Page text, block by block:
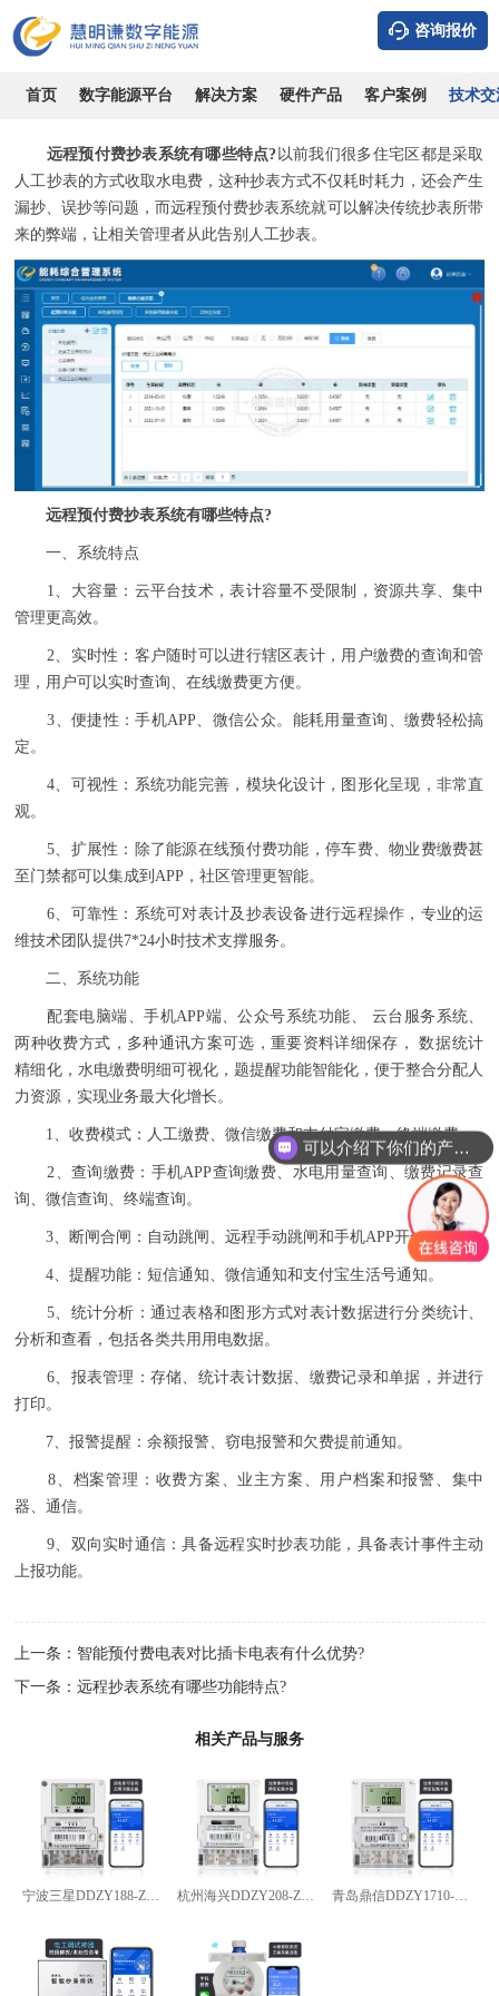
咨询报价
首页 数字能源平台 解决方案 硬件产品 客户案例 技术交
远程预付费抄表系统有哪些特点?
时间：2026-08-06 浏览：5922 作者：admin
远程预付费抄表系统有哪些特点? 以前我们很多住宅区都是采取
人工抄表的方式收取水电费，这种抄表方式不仅耗时耗力，还会产生
漏抄、误抄等问题，而远程预付费抄表系统就可以解决传统抄表所带
来的弊端，让相关管理者从此告别人工抄表。
远程预付费抄表系统有哪些特点?
一、系统特点
1、大容量：云平台技术，表计容量不受限制，资源共享、集中
管理更高效。
2、实时性：客户随时可以进行辖区表计，用户缴费的查询和管
理，用户可以实时查询、在线缴费更方便。
3、便捷性：手机APP、微信公众。能耗用量查询、缴费轻松搞
定。
4、可视性：系统功能完善，模块化设计，图形化呈现，非常直
观。
5、扩展性：除了能源在线预付费功能，停车费、物业费缴费甚
至门禁都可以集成到APP，社区管理更智能。
6、可靠性：系统可对表计及抄表设备进行远程操作，专业的运
维技术团队提供7*24小时技术支撑服务。
二、系统功能
配套电脑端、手机APP端、公众号系统功能、 云台服务系统、
两种收费方式，多种通讯方案可选，重要资料详细保存， 数据统计
精细化，水电缴费明细可视化，题提醒功能智能化，便于整合分配人
力资源，实现业务最大化增长。
1、收费模式：人工缴费、微信缴费和支付宝缴费、终端缴费。
2、查询缴费：手机APP查询缴费、水电用量查询、缴费记录查
询、微信查询、终端查询。
3、断闸合闸：自动跳闸、远程手动跳闸和手机APP开合闸。
4、提醒功能：短信通知、微信通知和支付宝生活号通知。
5、统计分析：通过表格和图形方式对表计数据进行分类统计、
分析和查看，包括各类共用用电数据。
6、报表管理：存储、统计表计数据、缴费记录和单据，并进行
打印。
7、报警提醒：余额报警、窃电报警和欠费提前通知。
8、档案管理：收费方案、业主方案、用户档案和报警、集中
器、通信。
9、双向实时通信：具备远程实时抄表功能，具备表计事件主动
上报功能。
上一条： 智能预付费电表对比插卡电表有什么优势?
下一条：远程抄表系统有哪些功能特点?
相关产品与服务
宁波三星DDZY188-Z型4G通讯智能电能表杭州海兴DDZY208-Z型RS485通讯智能电能表
青岛鼎信DDZY1710-Z型单
可以介绍下你们的产品么